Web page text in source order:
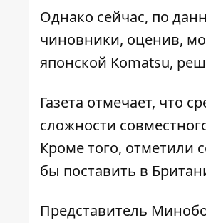
Однако сейчас, по
чиновники, оценив,
японской Komatsu,
Газета отмечает, что
сложности
Кроме того, отметили
бы поставить в
Представитель